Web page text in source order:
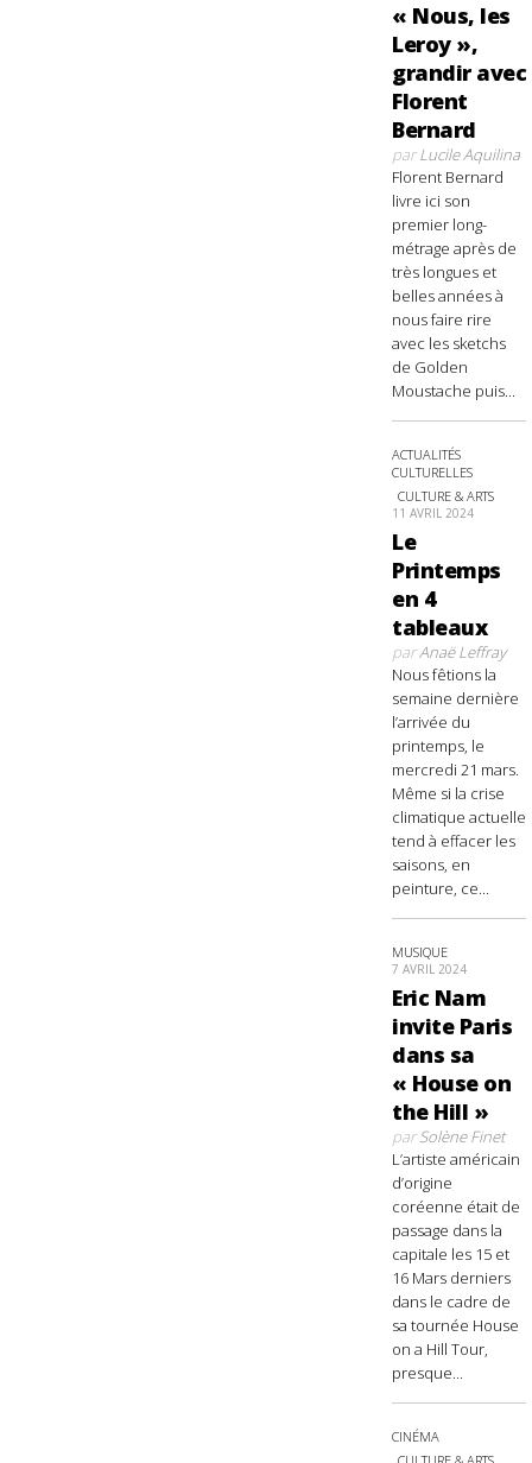
« Nous, les
Leroy »,
grandir avec
Florent
Bernard
parLucile Aquilina
Florent Bernard
livre ici son
premier long-
métrage après de
très longues et
belles années à
nous faire rire
avec les sketchs
de Golden
Moustache puis...
ACTUALITÉS
CULTURELLES
CULTURE & ARTS
11 AVRIL 2024
Le
Printemps
en 4
tableaux
parAnaë Leffray
Nous fêtions la
semaine dernière
l’arrivée du
printemps, le
mercredi 21 mars.
Même si la crise
climatique actuelle
tend à effacer les
saisons, en
peinture, ce...
MUSIQUE
7 AVRIL 2024
Eric Nam
invite Paris
dans sa
« House on
the Hill »
parSolène Finet
L’artiste américain
d’origine
coréenne était de
passage dans la
capitale les 15 et
16 Mars derniers
dans le cadre de
sa tournée House
on a Hill Tour,
presque...
CINÉMA